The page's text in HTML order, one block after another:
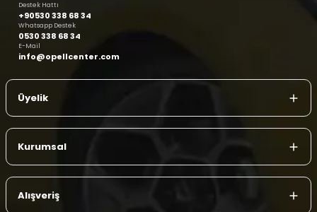
Destek Hattı
+90530 338 68 34
Whatsapp Destek
0530 338 68 34
E-Mail
info@opellcenter.com
Üyelik
Kurumsal
Alışveriş